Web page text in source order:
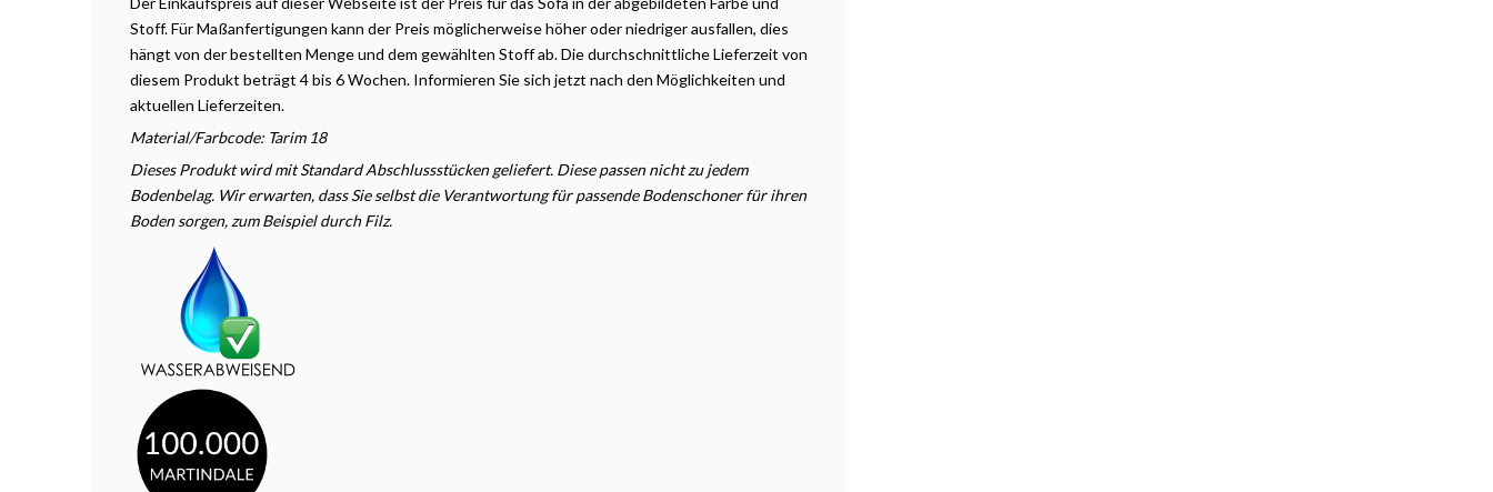
Stoff. Für Maßanfertigungen kann der Preis möglicherweise höher oder niedriger ausfallen, dies
hängt von derbestellten Menge und dem gewählten Stoff ab. Die durchschnittlicheLieferzeit von
diesem Produkt beträgt 4 bis 6 Wochen. Informieren Sie sich jetzt nach den Möglichkeiten und
aktuellen Lieferzeiten.
Material/Farbcode: Tarim 18
Dieses Produkt wird mit Standard Abschlussstücken geliefert. Diese passen nicht zu jedem
Bodenbelag. Wir erwarten, dass Sie selbst die Verantwortung für passende Bodenschoner für ihren
Boden sorgen, zum Beispiel durch Filz.